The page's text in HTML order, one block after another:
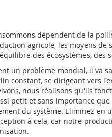
dépendent de la
agricole, les moyens de
des écosystèmes, des
un problème mondial, il va
constant, se dirigeant vers
nous réalisons qu'ils
petit et sans importance
du système. Eliminez-en
à cela, car notre